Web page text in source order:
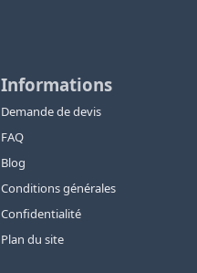
Informations
Demande de devis
FAQ
Blog
Conditions générales
Confidentialité
Plan du site